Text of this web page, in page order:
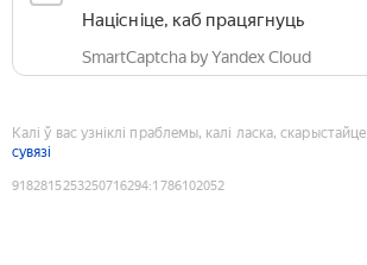
Націсніце, каб працягнуць
SmartCaptcha by Yandex Cloud
Калі ў вас узніклі праблемы, калі ласка, скарыстайце
сувязі
9182815253250716294:1786102052